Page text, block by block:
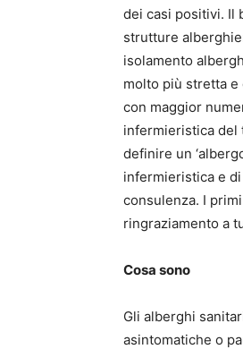
dei casi positivi. Il
strutture
isolamento
molto più stretta e
con maggior
infermieristica del
definire un
infermieristica e
consulenza. I
ringraziamento a
Cosa sono
Gli alberghi
asintomatiche o